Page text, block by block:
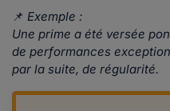
📌 Exemple :
Une prime a été versée
de performances
par la suite, de régularité.